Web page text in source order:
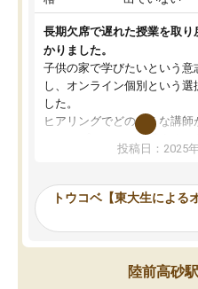
長期欠席で遅れた授業を取り
かりました。
子供の家で学びたいという意
し、オンライン個別という選
した。
ヒアリングでどのような講師
か、オプションは付帯するか
事が出来ました。
ーティングを行い、その講師
見てから講師を決定する事が
す。
うちの子は、初回面談の講
投稿日：2025
トウコベ【東大生による
陸前高砂